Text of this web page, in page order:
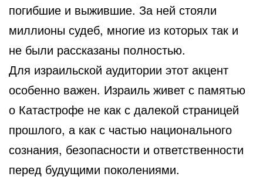
погибшие и выжившие. За ней стояли
миллионы судеб, многие из которых так и
не были рассказаны полностью.
Для израильской аудитории этот акцент
особенно важен. Израиль живет с памятью
о Катастрофе не как с далекой страницей
прошлого, а как с частью национального
сознания, безопасности и ответственности
перед будущими поколениями.